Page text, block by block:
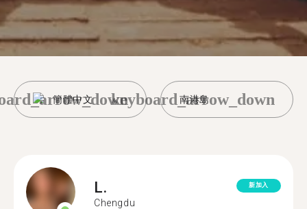
簡體中文 南港島
keyboard_arrow_down
L.
Chengdu
新加入